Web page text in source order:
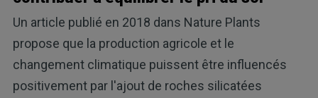
Un article publié en 2018 dans Nature Plants
propose que la production agricole et le
changement climatique puissent être influencés
positivement par l'ajout de roches silicatées